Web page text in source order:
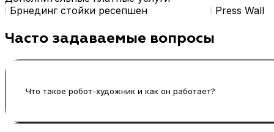
Брнединг стойки ресепшен
Press Wall
Часто задаваемые вопросы
Что такое робот-художник и как он работает?